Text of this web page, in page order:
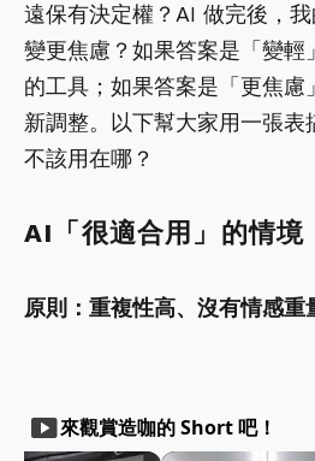
遠保有決定權？AI 做完後，
變更焦慮？如果答案是「變輕
的工具；如果答案是「更焦慮
新調整。以下幫大家用一張表
不該用在哪？
AI「很適合用」的情境
原則：重複性高、沒有情感重
smart_display來觀賞造咖的 Short 吧！